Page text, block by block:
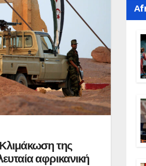
της
αφρικανική